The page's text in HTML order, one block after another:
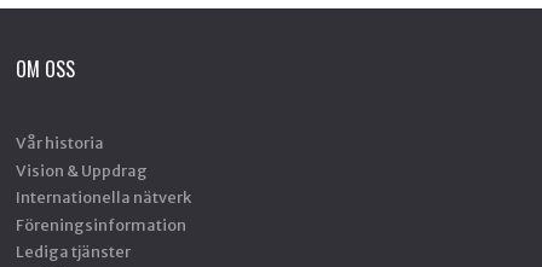
OM OSS
Vår historia
Vision & Uppdrag
Internationella nätverk
Föreningsinformation
Lediga tjänster